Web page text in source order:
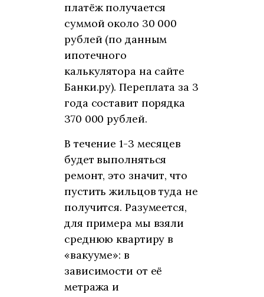
платёж получается
суммой около 30 000
рублей (по данным
ипотечного
калькулятора на сайте
Банки.ру). Переплата за 3
года составит порядка
370 000 рублей.
В течение 1-3 месяцев
будет выполняться
ремонт, это значит, что
пустить жильцов туда не
получится. Разумеется,
для примера мы взяли
среднюю квартиру в
«вакууме»: в
зависимости от её
метража и